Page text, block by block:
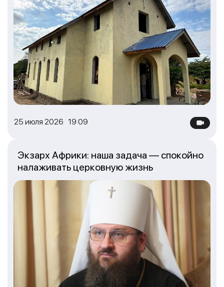
25 июля 2026 19:09
Экзарх Африки: наша задача — спокойно
налаживать церковную жизнь